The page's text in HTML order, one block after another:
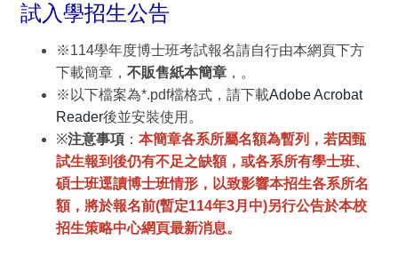
試入學招生公告
※114學年度博士班考試報名請自行由本網頁下方
下載簡章， 不販售紙本簡章 ，。
※以下檔案為*.pdf檔格式，請下載Adobe Acrobat
Reader後並安裝使用。
※注意事項 ： 本簡章各系所屬名額為暫列，若因甄
試生報到後仍有不足之缺額，或各系所有學士班、
碩士班逕讀博士班情形，以致影響本招生各系所名
額，將於報名前(暫定114年3月中)另行公告於本校
招生策略中心網頁最新消息。